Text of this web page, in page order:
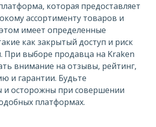
которая предоставляет
ассортименту товаров и
имеет определенные
как закрытый доступ и риск
При выборе продавца на Kraken
внимание на отзывы, рейтинг,
и гарантии. Будьте
и осторожны при совершении
платформах.